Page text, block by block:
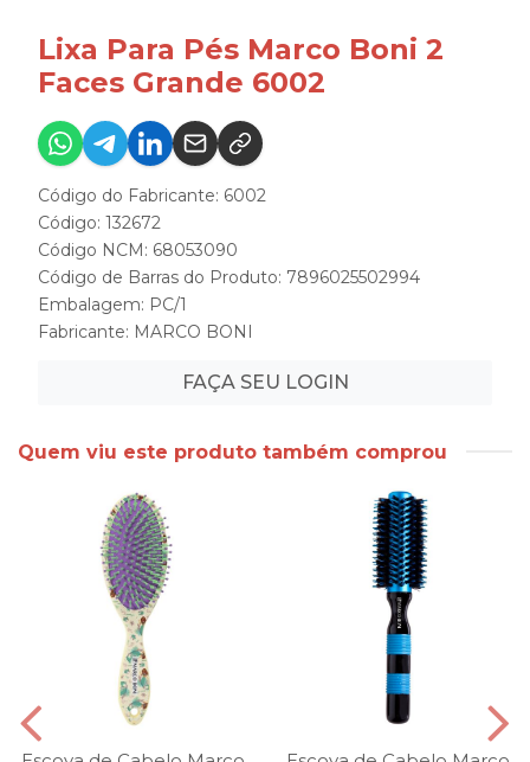
Lixa Para Pés Marco Boni 2
Faces Grande 6002
Código do Fabricante: 6002
Código: 132672
Código NCM: 68053090
Código de Barras do Produto: 7896025502994
Embalagem: PC/1
Fabricante: MARCO BONI
FAÇA SEU LOGIN
Quem viu este produto também comprou